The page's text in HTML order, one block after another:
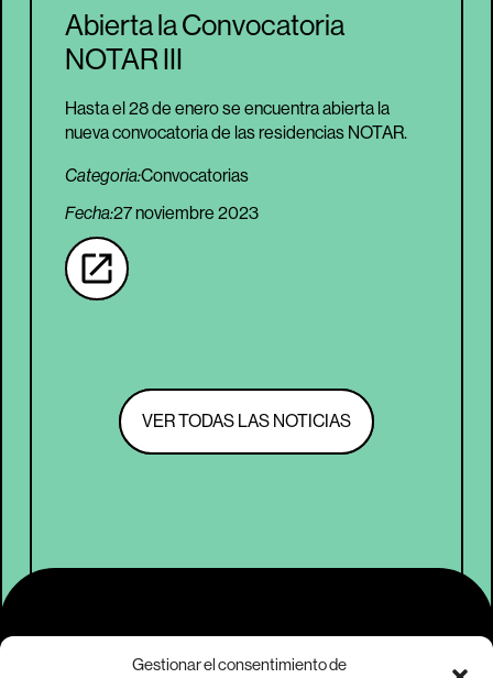
Gestionar el consentimiento de
Abierta la Convocatoria
NOTAR III
Hasta el 28 de enero se encuentra abierta la
nueva convocatoria de las residencias NOTAR.
Categoria:Convocatorias
Fecha:27 noviembre 2023
VER TODAS LAS NOTICIAS